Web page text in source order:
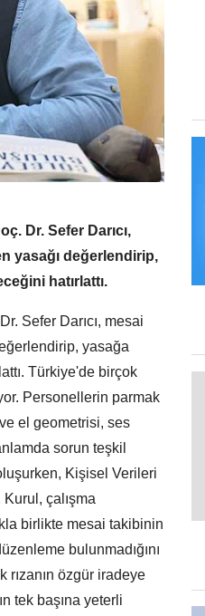
Dr. Sefer Darıcı,
yasağı değerlendirip,
hatırlattı.
Sefer Darıcı, mesai
yasağa
Türkiye'de birçok
Personellerin parmak
el geometrisi, ses
sorun teşkil
Kişisel Verileri
çalışma
birlikte mesai takibinin
bulunmadığını
özgür iradeye
tek başına yeterli